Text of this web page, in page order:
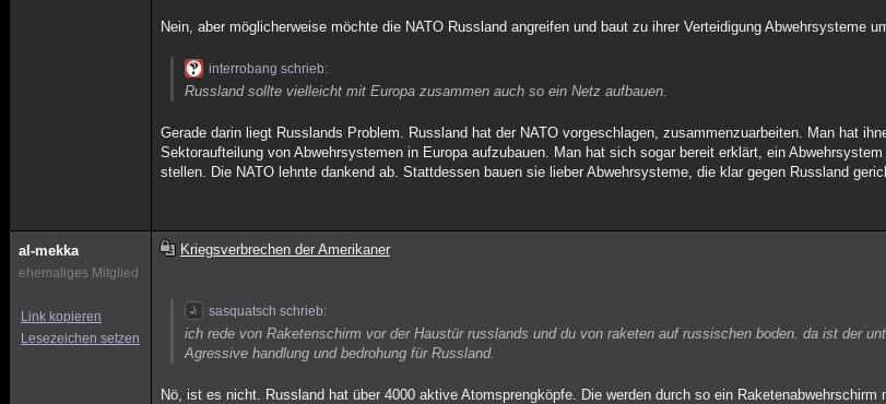
Nein, aber möglicherweise möchte die NATO Russland angreifen und baut zu ihrer Verteidigung Abwehrsysteme
interrobang schrieb:
Russland sollte vielleicht mit Europa zusammen auch so ein Netz aufbauen.
Gerade darin liegt Russlands Problem. Russland hat der NATO vorgeschlagen, zusammenzuarbeiten. Man hat
Sektoraufteilung von Abwehrsystemen in Europa aufzubauen. Man hat sich sogar bereit erklärt, ein
stellen. Die NATO lehnte dankend ab. Stattdessen bauen sie lieber Abwehrsysteme, die klar gegen Russland
al-mekka
ehemaliges Mitglied
Link kopieren
Lesezeichen setzen
Kriegsverbrechen der Amerikaner
sasquatsch schrieb:
ich rede von Raketenschirm vor der Haustür russlands und du von raketen auf russischen boden. da ist der
Agressive handlung und bedrohung für Russland.
Nö, ist es nicht. Russland hat über 4000 aktive Atomsprengköpfe. Die werden durch so ein Raketenabwehrschirm